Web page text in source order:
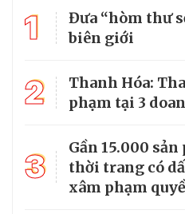
1
Đưa “hòm thư
biên giới
2
Thanh Hóa:
phạm tại 3
3
Gần 15.000
thời trang có
xâm phạm